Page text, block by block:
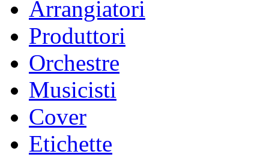
Arrangiatori
Produttori
Orchestre
Musicisti
Cover
Etichette